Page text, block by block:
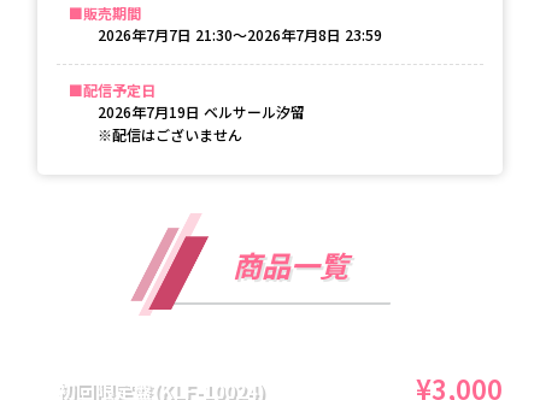
販売期間
2026年7月7日 21:30〜2026年7月8日 23:59
配信予定日
2026年7月19日 ベルサール汐留
※配信はございません
商品一覧
初回限定盤(KLF-10024) ¥3,000